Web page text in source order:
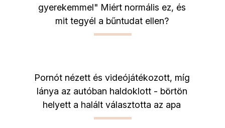
gyerekemmel" Miért normális ez, és
mit tegyél a bűntudat ellen?
Pornót nézett és videójátékozott, míg
lánya az autóban haldoklott - börtön
helyett a halált választotta az apa